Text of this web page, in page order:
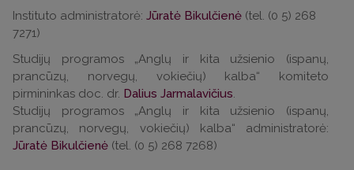
Instituto administratorė: Jūratė Bikulčienė (tel. (0 5) 268
7271)
Studijų programos „Anglų ir kita užsienio (ispanų,
prancūzų, norvegų, vokiečių) kalba“ komiteto
pirmininkas doc. dr. Dalius Jarmalavičius.
Studijų programos „Anglų ir kita užsienio (ispanų,
prancūzų, norvegų, vokiečių) kalba“ administratorė:
Jūratė Bikulčienė (tel. (0 5) 268 7268)